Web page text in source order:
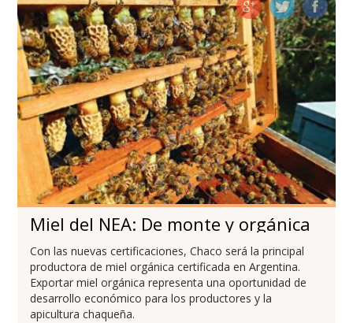
Miel del NEA: De monte y orgánica
Con las nuevas certificaciones, Chaco será la principal
productora de miel orgánica certificada en Argentina.
Exportar miel orgánica representa una oportunidad de
desarrollo económico para los productores y la
apicultura chaqueña.